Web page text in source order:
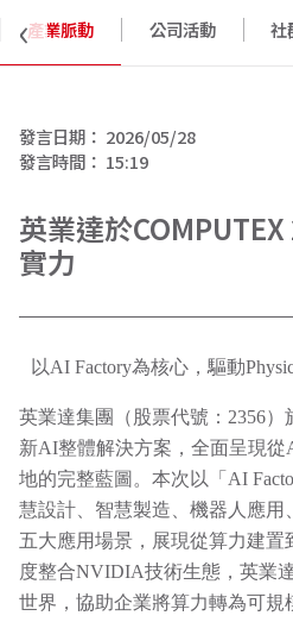
產業脈動 公司活動 社
‹
發言日期： 2026/05/28
發言時間： 15:19
英業達於
實力
以AI Factory為核心，驅動
英業達集團（股票代號：2356）
新AI整體解決方案，全面呈現
地的完整藍圖。本次以「AI
慧設計、智慧製造、機器人應
五大應用場景，展現從算力建
度整合NVIDIA技術生態，英業
世界，協助企業將算力轉為可規